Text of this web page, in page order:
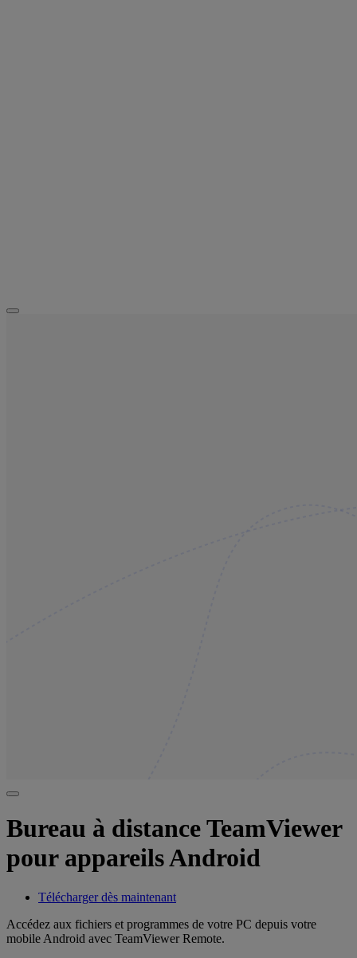
Bureau à distance TeamViewer
pour appareils Android
Télécharger dès maintenant
Accédez aux fichiers et programmes de votre PC depuis votre
mobile Android avec TeamViewer Remote.